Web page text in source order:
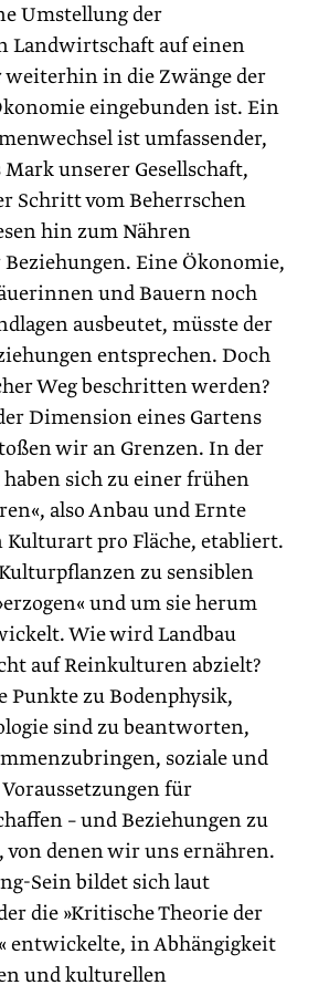
Umstellung der
Landwirtschaft auf einen
weiterhin in die Zwänge der
eingebunden ist. Ein
ist umfassender,
unserer Gesellschaft,
Schritt vom Beherrschen
hin zum Nähren
Eine Ökonomie,
und Bauern noch
ausbeutet, müsste der
entsprechen. Doch
Weg beschritten werden?
Dimension eines Gartens
wir an Grenzen. In der
sich zu einer frühen
also Anbau und Ernte
pro Fläche, etabliert.
zu sensiblen
und um sie her­um
Wie wird Landbau
auf Reinkulturen abzielt?
Punkte zu Bodenphysik,
sind zu beantworten,
soziale und
für
– und Beziehungen zu
von denen wir uns ernähren.
Sein bildet sich laut
die »Kritische Theorie der
entwickelte, in Abhängigkeit
und kulturellen